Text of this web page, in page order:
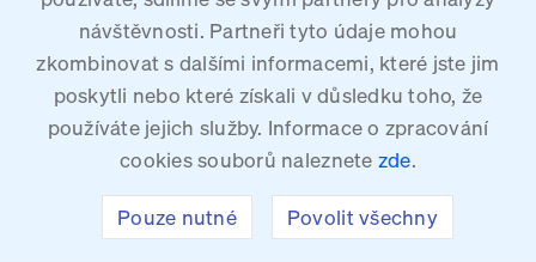
návštěvnosti. Partneři tyto údaje mohou
zkombinovat s dalšími informacemi, které jste jim
poskytli nebo které získali v důsledku toho, že
používáte jejich služby. Informace o zpracování
cookies souborů naleznete zde.
Pouze nutné Povolit všechny